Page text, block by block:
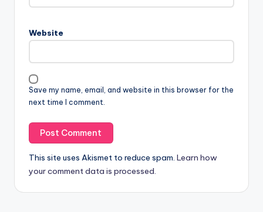
Website
Save my name, email, and website in this browser for the
next time I comment.
This site uses Akismet to reduce spam. Learn how
your comment data is processed.